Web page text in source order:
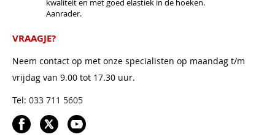
kwaliteit en met goed elastiek in de hoeken.
Aanrader.
VRAAGJE?
Neem contact op met onze specialisten op maandag t/m
vrijdag van 9.00 tot 17.30 uur.
Tel: 033 711 5605